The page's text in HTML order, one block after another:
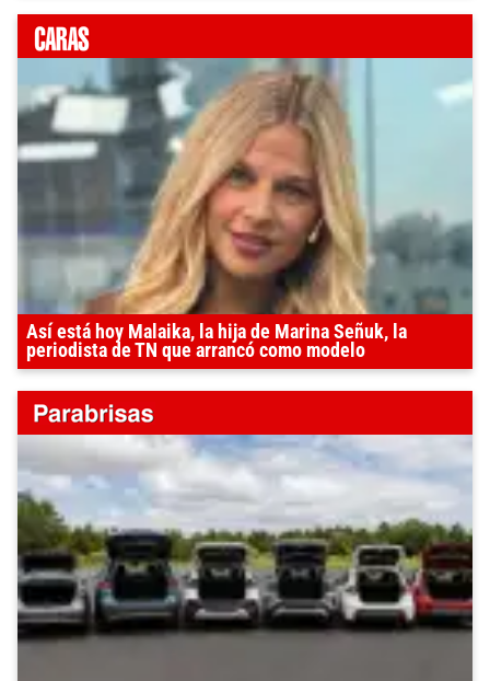
Así está hoy Malaika, la hija de Marina Señuk, la
periodista de TN que arrancó como modelo